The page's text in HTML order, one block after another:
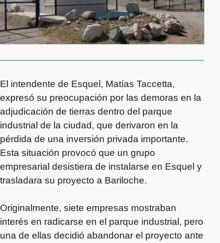
El intendente de Esquel, Matías Taccetta,
expresó su preocupación por las demoras en la
adjudicación de tierras dentro del parque
industrial de la ciudad, que derivaron en la
pérdida de una inversión privada importante.
Esta situación provocó que un grupo
empresarial desistiera de instalarse en Esquel y
trasladara su proyecto a Bariloche.
Originalmente, siete empresas mostraban
interés en radicarse en el parque industrial, pero
una de ellas decidió abandonar el proyecto ante